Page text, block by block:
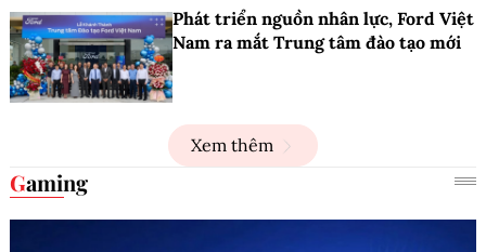
Phát triển nguồn nhân lực, Ford Việt
Nam ra mắt Trung tâm đào tạo mới
Xem thêm
Gaming